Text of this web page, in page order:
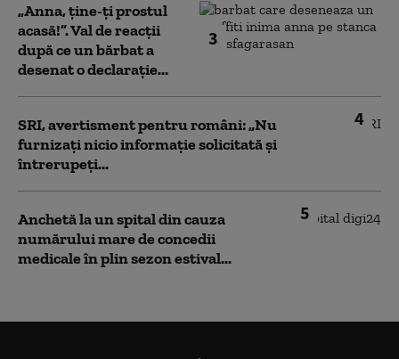
3
„Anna, ţine-ţi prostul
acasă!”. Val de reacții
după ce un bărbat a
desenat o declarație...
4
SRI, avertisment pentru români: „Nu
furnizați nicio informație solicitată și
întrerupeți...
5
Anchetă la un spital din cauza
numărului mare de concedii
medicale în plin sezon estival...